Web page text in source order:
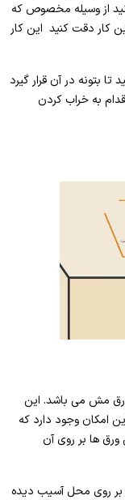
از وسیله مخصوص که
کار دقت کنید این کار
بتونه در آن قرار گیرد
به خراب کردن
ورق مش می باشد. این
امکان وجود دارد که
ها بر روی آن
بر روی محل آسیب دیده